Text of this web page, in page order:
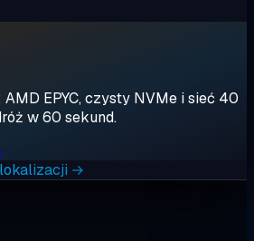
EPYC, czysty NVMe i sieć 40
w 60 sekund.
→